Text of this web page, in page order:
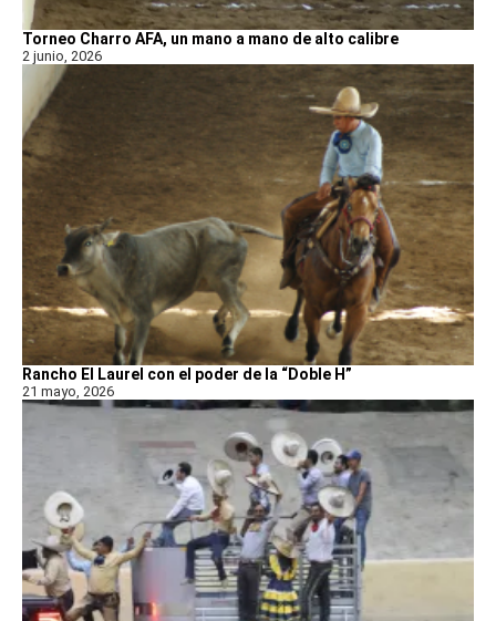
Torneo Charro AFA, un mano a mano de alto calibre
2 junio, 2026
Rancho El Laurel con el poder de la “Doble H”
21 mayo, 2026